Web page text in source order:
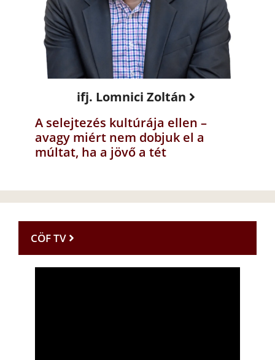
ifj. Lomnici Zoltán
A selejtezés kultúrája ellen –
avagy miért nem dobjuk el a
múltat, ha a jövő a tét
CÖF TV